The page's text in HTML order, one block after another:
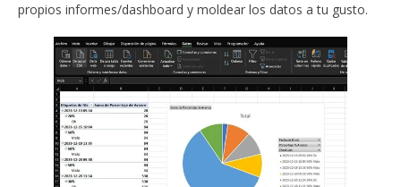
propios informes/dashboard y moldear los datos a tu gusto.